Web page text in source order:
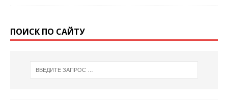
ПОИСК ПО САЙТУ